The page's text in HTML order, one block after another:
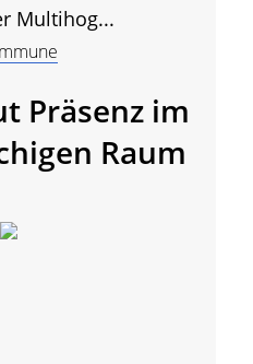
Multihog...
Präsenz im
Raum